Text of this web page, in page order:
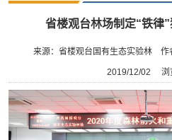
省楼观台林场制定“铁律
来源：省楼观台国有生态实验林 作
2019/12/02 浏